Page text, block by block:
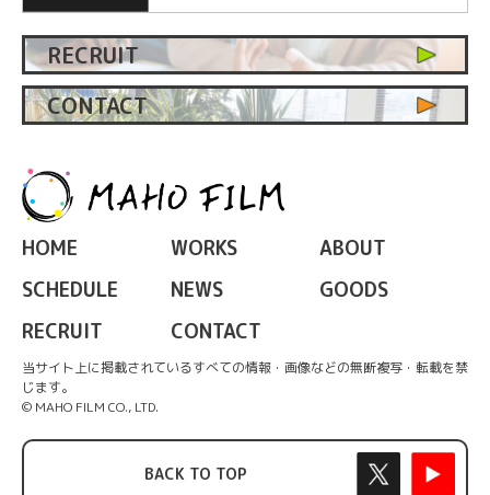
RECRUIT
CONTACT
HOME WORKS
ABOUT
SCHEDULE
NEWS
GOODS
RECRUIT
CONTACT
当サイト上に掲載されているすべての情報・画像などの無断複写・転載を禁
じます。
© MAHO FILM CO., LTD.
BACK TO TOP